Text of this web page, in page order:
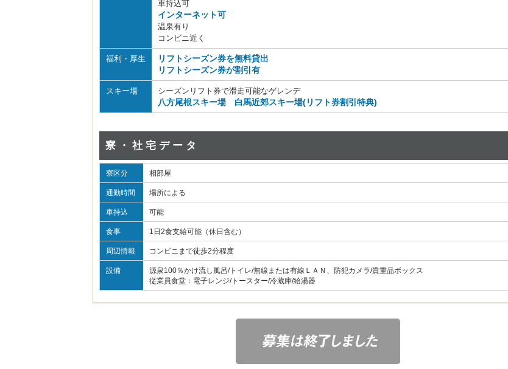
車持込可
インターネット可
温泉有り
コンビニ近く
福利・厚生
リフトシーズン券を無料貸出
リフトシーズン券が割引有
スキー場 シーズンリフト券で滑走可能なゲレンデ
八方尾根スキー場 白馬近郊スキー場(リフト券割引特典)
寮・社宅データ
寮区分 相部屋
通勤時間 場所による
車持込 可能
食事 1日2食支給可能（休日含む）
周辺情報 コンビニまで徒歩2分程度
設備
源泉100％かけ流し風呂/トイレ/無線または有線ＬＡＮ、防犯カメラ/貴重品ボックス
従業員食堂：電子レンジ/トースター/冷蔵庫/給湯器